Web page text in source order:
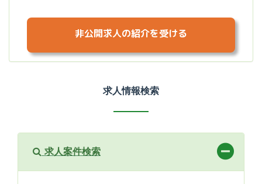
非公開求人の紹介を受ける
求人情報検索
求人案件検索